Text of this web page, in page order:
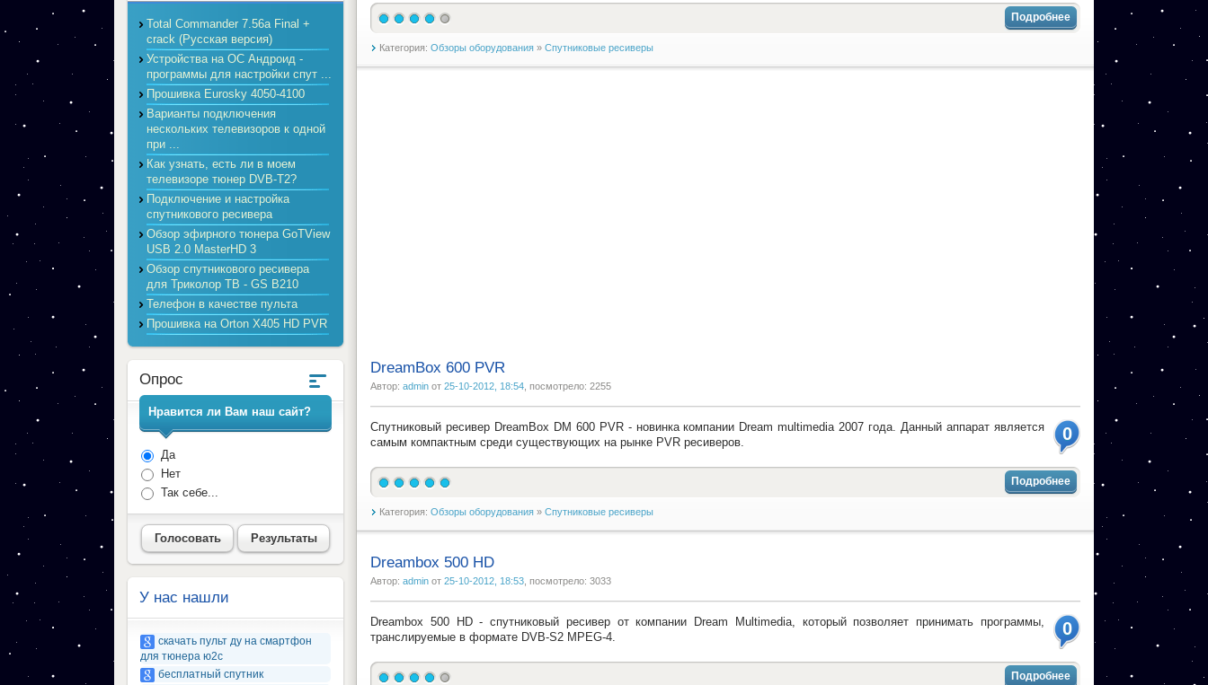
Подробнее
Категория: Обзоры оборудования » Спутниковые ресиверы
DreamBox 600 PVR
Автор: admin от 25-10-2012, 18:54, посмотрело: 2255
0
Спутниковый ресивер DreamBox DM 600 PVR - новинка компании Dream multimedia 2007 года. Данный аппарат является
самым компактным среди существующих на рынке PVR ресиверов.
Подробнее
Категория: Обзоры оборудования » Спутниковые ресиверы
Dreambox 500 HD
Автор: admin от 25-10-2012, 18:53 , посмотрело: 3033
0
Dreambox 500 HD - спутниковый ресивер от компании Dream Multimedia, который позволяет принимать программы,
транслируемые в формате DVB-S2 MPEG-4.
Подробнее
Total Commander 7.56a Final +
crack (Русская версия)
Устройства на ОС Андроид -
программы для настройки спут ...
Прошивка Eurosky 4050-4100
Варианты подключения
нескольких телевизоров к одной
при ...
Как узнать, есть ли в моем
телевизоре тюнер DVB-T2?
Подключение и настройка
спутникового ресивера
Обзор эфирного тюнера GoTView
USB 2.0 MasterHD 3
Обзор спутникового ресивера
для Триколор ТВ - GS B210
Телефон в качестве пульта
Прошивка на Orton X405 HD PVR
Опрос
Нравится ли Вам наш сайт?
Да
Нет
Так себе...
Голосовать Результаты
У нас нашли
скачать пульт ду на смартфон
для тюнера ю2с
бесплатный спутник